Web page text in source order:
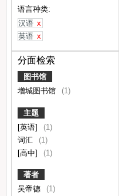
语言种类:
汉语 x
英语 x
分面检索
图书馆
增城图书馆
(1)
主题
[英语]
(1)
词汇
(1)
[高中]
(1)
著者
吴帝德
(1)